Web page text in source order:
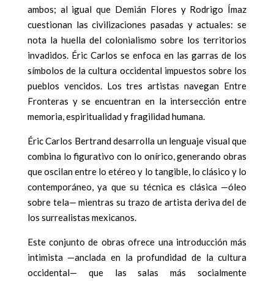
ambos; al igual que Demián Flores y Rodrigo Ímaz
cuestionan las civilizaciones pasadas y actuales: se
nota la huella del colonialismo sobre los territorios
invadidos. Éric Carlos se enfoca en las garras de los
símbolos de la cultura occidental impuestos sobre los
pueblos vencidos. Los tres artistas navegan Entre
Fronteras y se encuentran en la intersección entre
memoria, espiritualidad y fragilidad humana.
Éric Carlos Bertrand desarrolla un lenguaje visual que
combina lo figurativo con lo onírico, generando obras
que oscilan entre lo etéreo y lo tangible, lo clásico y lo
contemporáneo, ya que su técnica es clásica —óleo
sobre tela— mientras su trazo de artista deriva del de
los surrealistas mexicanos.
Este conjunto de obras ofrece una introducción más
intimista —anclada en la profundidad de la cultura
occidental— que las salas más socialmente